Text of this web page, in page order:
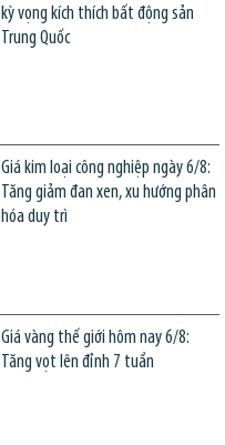
kỳ vọng kích thích bất động sản
Trung Quốc
Giá kim loại công nghiệp ngày 6/8:
Tăng giảm đan xen, xu hướng phân
hóa duy trì
Giá vàng thế giới hôm nay 6/8:
Tăng vọt lên đỉnh 7 tuần